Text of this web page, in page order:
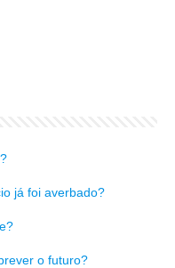
já foi averbado?
o futuro?